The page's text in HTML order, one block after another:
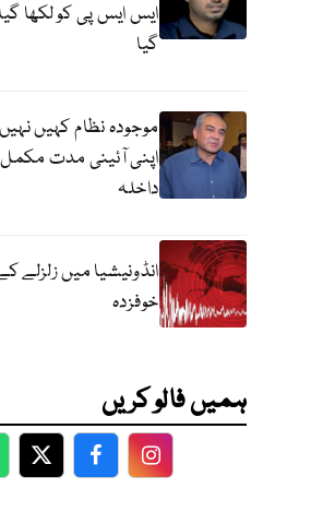
ایس ایس پی کو لکھا
گیا
موجودہ نظام کہیں
اپنی آئینی مدت
داخلہ
انڈونیشیا میں
خوفزدہ
ہمیں فالو کریں
TwitterFacebookFacebook